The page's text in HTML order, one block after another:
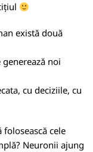
există două
noi
cu deciziile, cu
cele
Neuronii ajung